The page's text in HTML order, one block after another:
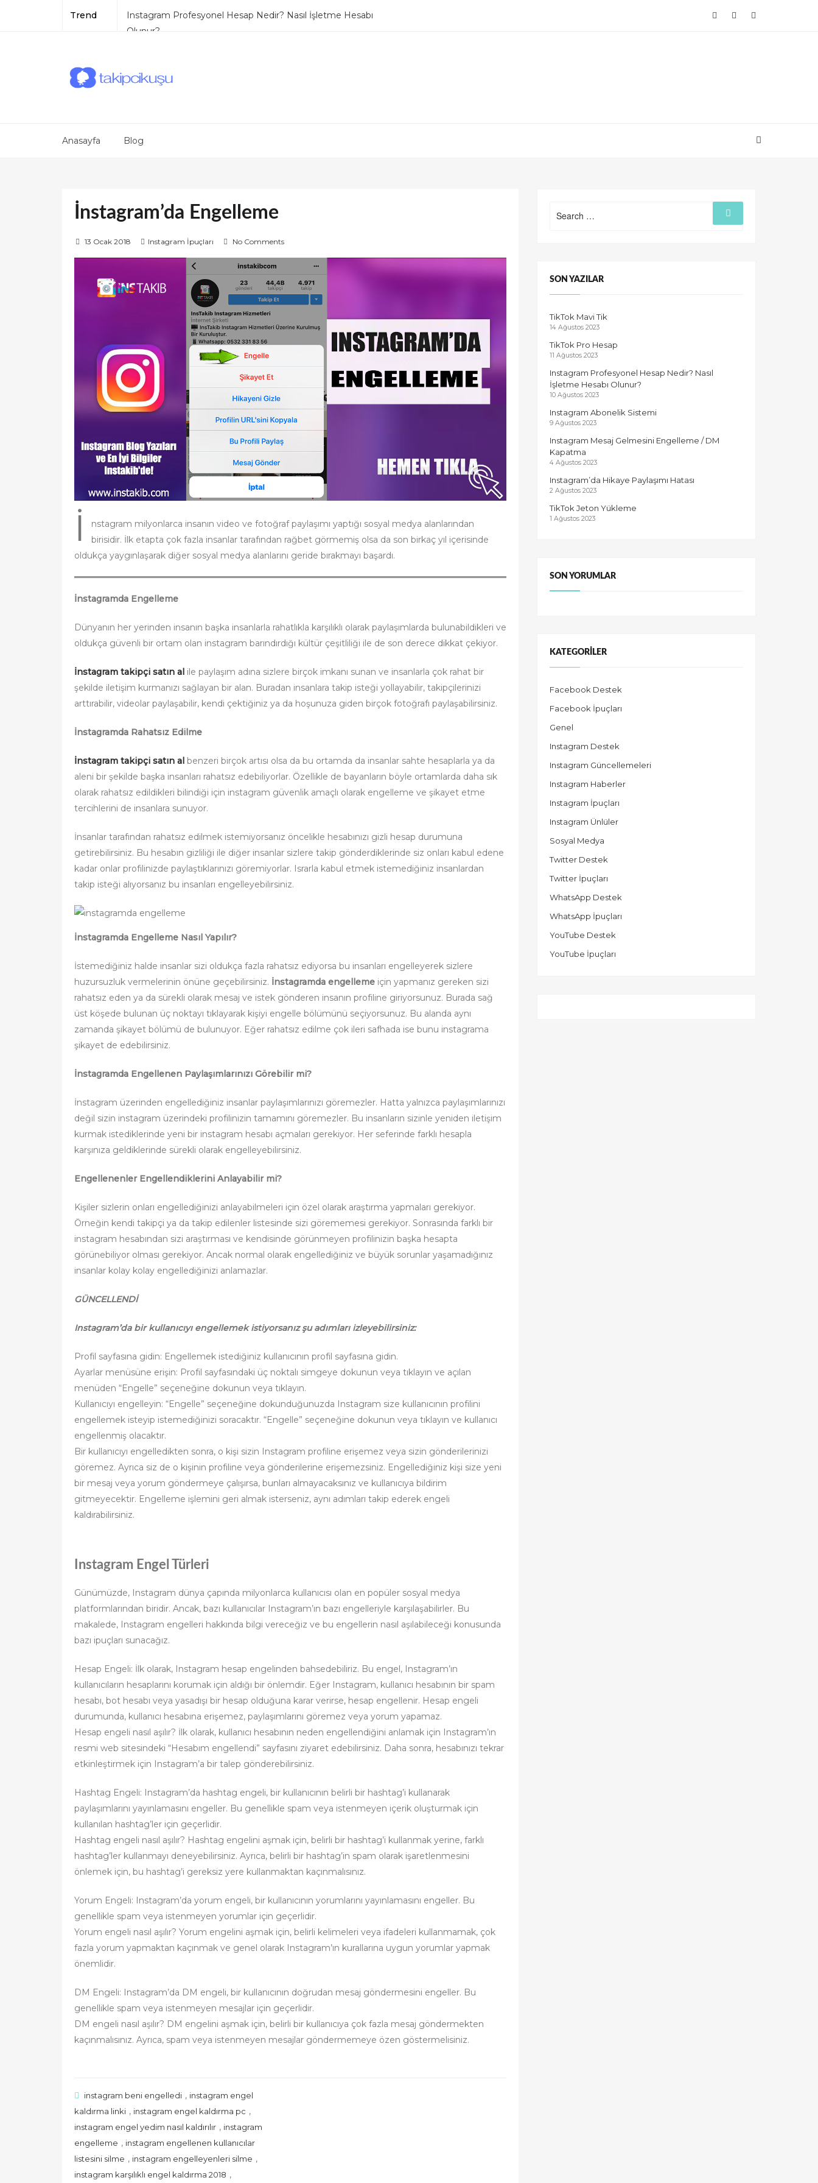
Trend
Instagram Profesyonel Hesap Nedir? Nasıl İşletme Hesabı
Olunur?
TikTok Mavi Tik
Anasayfa Blog
İnstagram’da Engelleme
13 Ocak 2018 Instagram İpuçları No Comments
İ
nstagram milyonlarca insanın video ve fotoğraf paylaşımı yaptığı sosyal medya alanlarından
birisidir. İlk etapta çok fazla insanlar tarafından rağbet görmemiş olsa da son birkaç yıl içerisinde
oldukça yaygınlaşarak diğer sosyal medya alanlarını geride bırakmayı başardı.
İnstagramda Engelleme
Dünyanın her yerinden insanın başka insanlarla rahatlıkla karşılıklı olarak paylaşımlarda bulunabildikleri ve
oldukça güvenli bir ortam olan instagram barındırdığı kültür çeşitliliği ile de son derece dikkat çekiyor.
İnstagram takipçi satın al ile paylaşım adına sizlere birçok imkanı sunan ve insanlarla çok rahat bir
şekilde iletişim kurmanızı sağlayan bir alan. Buradan insanlara takip isteği yollayabilir, takipçilerinizi
arttırabilir, videolar paylaşabilir, kendi çektiğiniz ya da hoşunuza giden birçok fotoğrafı paylaşabilirsiniz.
İnstagramda Rahatsız Edilme
İnstagram takipçi satın al benzeri birçok artısı olsa da bu ortamda da insanlar sahte hesaplarla ya da
aleni bir şekilde başka insanları rahatsız edebiliyorlar. Özellikle de bayanların böyle ortamlarda daha sık
olarak rahatsız edildikleri bilindiği için instagram güvenlik amaçlı olarak engelleme ve şikayet etme
tercihlerini de insanlara sunuyor.
İnsanlar tarafından rahatsız edilmek istemiyorsanız öncelikle hesabınızı gizli hesap durumuna
getirebilirsiniz. Bu hesabın gizliliği ile diğer insanlar sizlere takip gönderdiklerinde siz onları kabul edene
kadar onlar profilinizde paylaştıklarınızı göremiyorlar. Israrla kabul etmek istemediğiniz insanlardan
takip isteği alıyorsanız bu insanları engelleyebilirsiniz.
İnstagramda Engelleme Nasıl Yapılır?
İstemediğiniz halde insanlar sizi oldukça fazla rahatsız ediyorsa bu insanları engelleyerek sizlere
huzursuzluk vermelerinin önüne geçebilirsiniz. İnstagramda engelleme için yapmanız gereken sizi
rahatsız eden ya da sürekli olarak mesaj ve istek gönderen insanın profiline giriyorsunuz. Burada sağ
üst köşede bulunan üç noktayı tıklayarak kişiyi engelle bölümünü seçiyorsunuz. Bu alanda aynı
zamanda şikayet bölümü de bulunuyor. Eğer rahatsız edilme çok ileri safhada ise bunu instagrama
şikayet de edebilirsiniz.
İnstagramda Engellenen Paylaşımlarınızı Görebilir mi?
İnstagram üzerinden engellediğiniz insanlar paylaşımlarınızı göremezler. Hatta yalnızca paylaşımlarınızı
değil sizin instagram üzerindeki profilinizin tamamını göremezler. Bu insanların sizinle yeniden iletişim
kurmak istediklerinde yeni bir instagram hesabı açmaları gerekiyor. Her seferinde farklı hesapla
karşınıza geldiklerinde sürekli olarak engelleyebilirsiniz.
Engellenenler Engellendiklerini Anlayabilir mi?
Kişiler sizlerin onları engellediğinizi anlayabilmeleri için özel olarak araştırma yapmaları gerekiyor.
Örneğin kendi takipçi ya da takip edilenler listesinde sizi görememesi gerekiyor. Sonrasında farklı bir
instagram hesabından sizi araştırması ve kendisinde görünmeyen profilinizin başka hesapta
görünebiliyor olması gerekiyor. Ancak normal olarak engellediğiniz ve büyük sorunlar yaşamadığınız
insanlar kolay kolay engellediğinizi anlamazlar.
GÜNCELLENDİ
Instagram’da bir kullanıcıyı engellemek istiyorsanız şu adımları izleyebilirsiniz:
Profil sayfasına gidin: Engellemek istediğiniz kullanıcının profil sayfasına gidin.
Ayarlar menüsüne erişin: Profil sayfasındaki üç noktalı simgeye dokunun veya tıklayın ve açılan
menüden “Engelle” seçeneğine dokunun veya tıklayın.
Kullanıcıyı engelleyin: “Engelle” seçeneğine dokunduğunuzda Instagram size kullanıcının profilini
engellemek isteyip istemediğinizi soracaktır. “Engelle” seçeneğine dokunun veya tıklayın ve kullanıcı
engellenmiş olacaktır.
Bir kullanıcıyı engelledikten sonra, o kişi sizin Instagram profiline erişemez veya sizin gönderilerinizi
göremez. Ayrıca siz de o kişinin profiline veya gönderilerine erişemezsiniz. Engellediğiniz kişi size yeni
bir mesaj veya yorum göndermeye çalışırsa, bunları almayacaksınız ve kullanıcıya bildirim
gitmeyecektir. Engelleme işlemini geri almak isterseniz, aynı adımları takip ederek engeli
kaldırabilirsiniz.
Instagram Engel Türleri
Günümüzde, Instagram dünya çapında milyonlarca kullanıcısı olan en popüler sosyal medya
platformlarından biridir. Ancak, bazı kullanıcılar Instagram’ın bazı engelleriyle karşılaşabilirler. Bu
makalede, Instagram engelleri hakkında bilgi vereceğiz ve bu engellerin nasıl aşılabileceği konusunda
bazı ipuçları sunacağız.
Hesap Engeli: İlk olarak, Instagram hesap engelinden bahsedebiliriz. Bu engel, Instagram’ın
kullanıcıların hesaplarını korumak için aldığı bir önlemdir. Eğer Instagram, kullanıcı hesabının bir spam
hesabı, bot hesabı veya yasadışı bir hesap olduğuna karar verirse, hesap engellenir. Hesap engeli
durumunda, kullanıcı hesabına erişemez, paylaşımlarını göremez veya yorum yapamaz.
Hesap engeli nasıl aşılır? İlk olarak, kullanıcı hesabının neden engellendiğini anlamak için Instagram’ın
resmi web sitesindeki “Hesabım engellendi” sayfasını ziyaret edebilirsiniz. Daha sonra, hesabınızı tekrar
etkinleştirmek için Instagram’a bir talep gönderebilirsiniz.
Hashtag Engeli: Instagram’da hashtag engeli, bir kullanıcının belirli bir hashtag’i kullanarak
paylaşımlarını yayınlamasını engeller. Bu genellikle spam veya istenmeyen içerik oluşturmak için
kullanılan hashtag’ler için geçerlidir.
Hashtag engeli nasıl aşılır? Hashtag engelini aşmak için, belirli bir hashtag’i kullanmak yerine, farklı
hashtag’ler kullanmayı deneyebilirsiniz. Ayrıca, belirli bir hashtag’in spam olarak işaretlenmesini
önlemek için, bu hashtag’i gereksiz yere kullanmaktan kaçınmalısınız.
Yorum Engeli: Instagram’da yorum engeli, bir kullanıcının yorumlarını yayınlamasını engeller. Bu
genellikle spam veya istenmeyen yorumlar için geçerlidir.
Yorum engeli nasıl aşılır? Yorum engelini aşmak için, belirli kelimeleri veya ifadeleri kullanmamak, çok
fazla yorum yapmaktan kaçınmak ve genel olarak Instagram’ın kurallarına uygun yorumlar yapmak
önemlidir.
DM Engeli: Instagram’da DM engeli, bir kullanıcının doğrudan mesaj göndermesini engeller. Bu
genellikle spam veya istenmeyen mesajlar için geçerlidir.
DM engeli nasıl aşılır? DM engelini aşmak için, belirli bir kullanıcıya çok fazla mesaj göndermekten
kaçınmalısınız. Ayrıca, spam veya istenmeyen mesajlar göndermemeye özen göstermelisiniz.
instagram beni engelledi , instagram engel
kaldırma linki , instagram engel kaldırma pc ,
instagram engel yedim nasıl kaldırılır , instagram
engelleme , instagram engellenen kullanıcılar
listesini silme , instagram engelleyenleri silme ,
instagram karşılıklı engel kaldırma 2018 ,
for:
Search
SON YAZILAR
TikTok Mavi Tik
14 Ağustos 2023
TikTok Pro Hesap
11 Ağustos 2023
Instagram Profesyonel Hesap Nedir? Nasıl
İşletme Hesabı Olunur?
10 Ağustos 2023
Instagram Abonelik Sistemi
9 Ağustos 2023
Instagram Mesaj Gelmesini Engelleme / DM
Kapatma
4 Ağustos 2023
Instagram’da Hikaye Paylaşımı Hatası
2 Ağustos 2023
TikTok Jeton Yükleme
1 Ağustos 2023
SON YORUMLAR
KATEGORILER
Facebook Destek
Facebook İpuçları
Genel
Instagram Destek
Instagram Güncellemeleri
Instagram Haberler
Instagram İpuçları
Instagram Ünlüler
Sosyal Medya
Twitter Destek
Twitter İpuçları
WhatsApp Destek
WhatsApp İpuçları
YouTube Destek
YouTube İpuçları